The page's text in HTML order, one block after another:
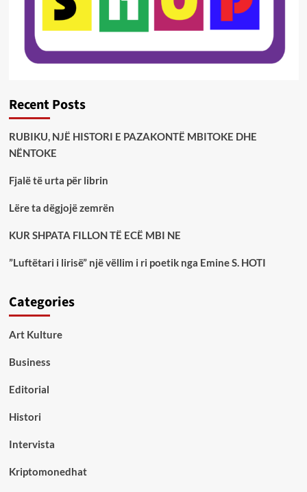
Recent Posts
RUBIKU, NJË HISTORI E PAZAKONTË MBITOKE DHE
NËNTOKE
Fjalë të urta për librin
Lëre ta dëgjojë zemrën
KUR SHPATA FILLON TË ECË MBI NE
”Luftëtari i lirisë” një vëllim i ri poetik nga Emine S. HOTI
Categories
Art Kulture
Business
Editorial
Histori
Intervista
Kriptomonedhat